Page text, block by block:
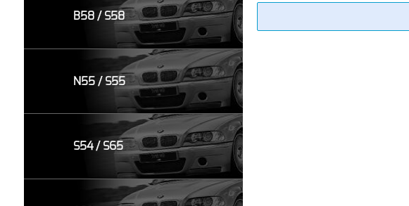
B58 / S58
N55 / S55
S54 / S65